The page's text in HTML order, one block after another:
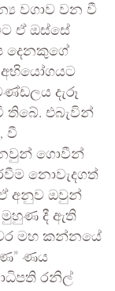
වගාව වන වී
ඒ ඔස්සේ
දෙනකුගේ
අභියෝගයට
දැරූ
තිබේ. එබැවින්
වී
ගොවීන්
නොවැදගත්
අනුව ඔවුන්
මුහුණ දී ඇති
මහ කන්නයේ
ණය
රනිල්